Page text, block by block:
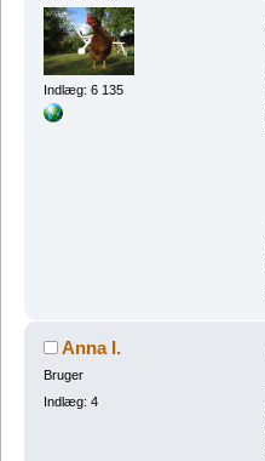
Indlæg: 6 135
Anna I.
Bruger
Indlæg: 4